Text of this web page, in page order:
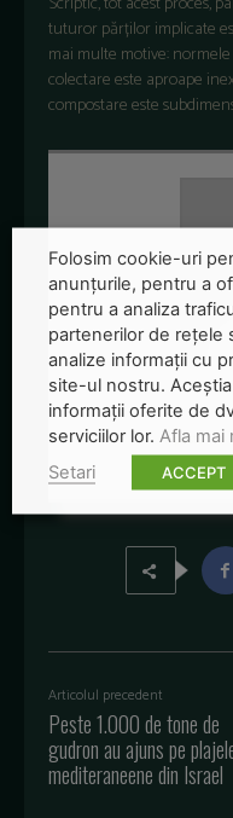
tuturor părților implicate
mai multe motive:
colectare este aproape
compostare este
+ posts
Articolul precedent
Peste 1.000 de tone de
gudron au ajuns pe
mediteraneene din Israel
Folosim cookie-uri
anunțurile, pentru a
pentru a analiza
partenerilor de rețele
analize informații cu
site-ul nostru.
informații oferite de
serviciilor lor. Afla mai
Setari
ACCEPT